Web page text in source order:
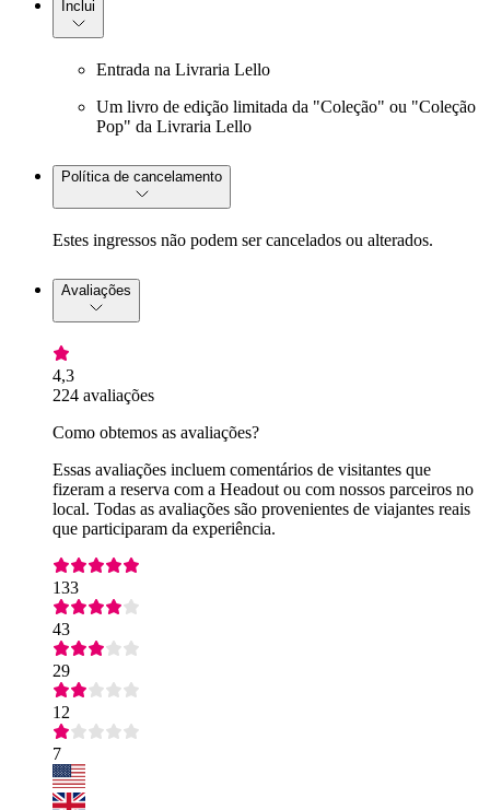
Inclui
Entrada na Livraria Lello
Um livro de edição limitada da "Coleção" ou "Coleção
Pop" da Livraria Lello
Política de cancelamento
Estes ingressos não podem ser cancelados ou alterados.
Avaliações
4,3
224 avaliações
Como obtemos as avaliações?
Essas avaliações incluem comentários de visitantes que
fizeram a reserva com a Headout ou com nossos parceiros no
local. Todas as avaliações são provenientes de viajantes reais
que participaram da experiência.
133
43
29
12
7